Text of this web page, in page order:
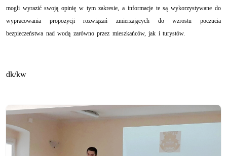
mogli wyrazić swoją opinię w tym zakresie, a informacje te są wykorzystywane do
wypracowania propozycji rozwiązań zmierzających do wzrostu poczucia
bezpieczeństwa nad wodą zarówno przez mieszkańców, jak i turystów.
dk/kw